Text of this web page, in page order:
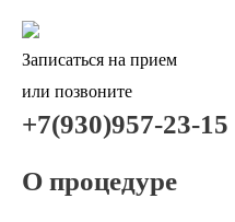
Записаться на прием
или позвоните
+7(930)957-23-15
О процедуре